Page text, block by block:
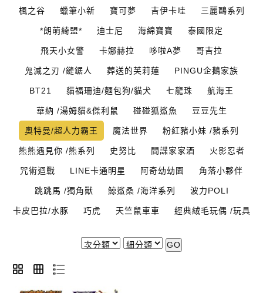
楓之谷 蠟筆小新 寶可夢 吉伊卡哇 三麗鷗系列
*朗萌綺盟* 迪士尼 海綿寶寶 泰國限定
飛天小女警 卡娜赫拉 哆啦A夢 哥吉拉
鬼滅之刃 /鏈鋸人 葬送的芙莉蓮 PINGU企鵝家族
BT21 貓福珊迪/麵包狗/貓犬 七龍珠 航海王
華納 /湯姆貓&傑利鼠 碰碰狐鯊魚 豆豆先生
奧特曼/超人力霸王 魔法世界 粉紅豬小妹 /豬系列
熊熊遇見你 /熊系列 史努比 間諜家家酒 火影忍者
咒術迴戰 LINE卡通明星 阿奇幼幼園 角落小夥伴
跳跳馬 /獨角獸 鯨鯊桑 /海洋系列 波力POLI
卡皮巴拉/水豚 巧虎 天竺鼠車車 經典絨毛玩偶 /玩具
GO